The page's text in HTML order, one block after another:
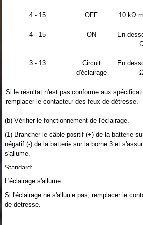
4 - 15 OFF 10 kΩ
4 - 15 ON
En
Ω
3 - 13
Circuit
d'éclairage
En
Ω
Si le résultat n'est pas conforme aux
remplacer le contacteur des feux de détresse.
(b) Vérifier le fonctionnement de l'éclairage.
(1) Brancher le câble positif (+) de la batterie
négatif (-) de la batterie sur la borne 3 et
s'allume.
Standard:
L'éclairage s'allume.
Si l'éclairage ne s'allume pas, remplacer le
de détresse.